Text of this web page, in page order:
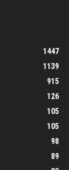
1447
1139
915
126
105
105
98
89